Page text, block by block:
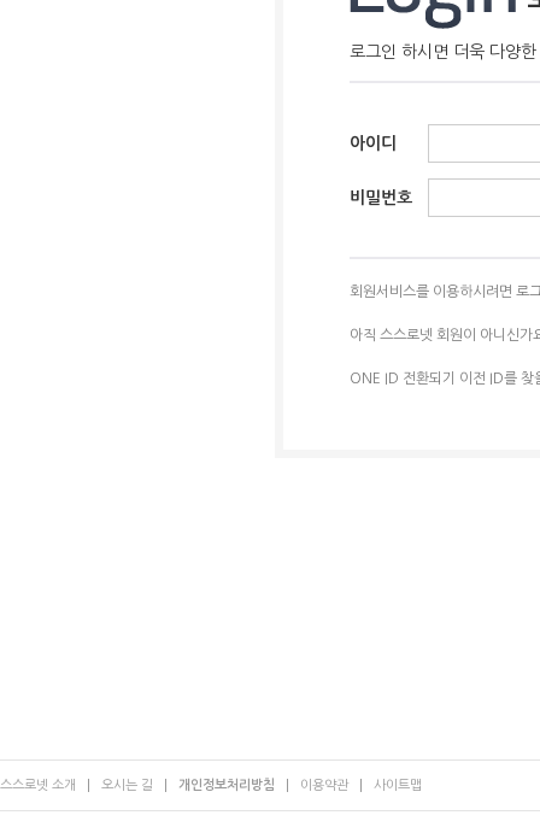
로그인 하시면 더욱 다양
아이디
비밀번호
회원서비스를 이용하시려면 로
아직 스스로넷 회원이 아니신가
ONE ID 전환되기 이전 ID를 찾
스스로넷 소개 오시는 길 개인정보처리방침 이용약관 사이트맵